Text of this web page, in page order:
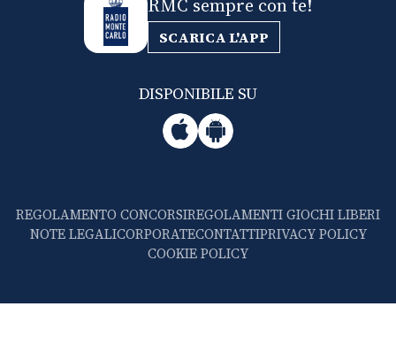
RMC sempre con te!
SCARICA L'APP
DISPONIBILE SU
REGOLAMENTO CONCORSIREGOLAMENTI GIOCHI LIBERI
NOTE LEGALICORPORATECONTATTIPRIVACY POLICY
COOKIE POLICY